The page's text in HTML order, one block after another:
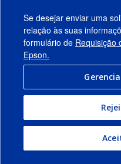
Links Sugeridos
Empresa
Conecte-se com a
Se desejar enviar uma
relação às suas
formulário de Requisição
Epson.